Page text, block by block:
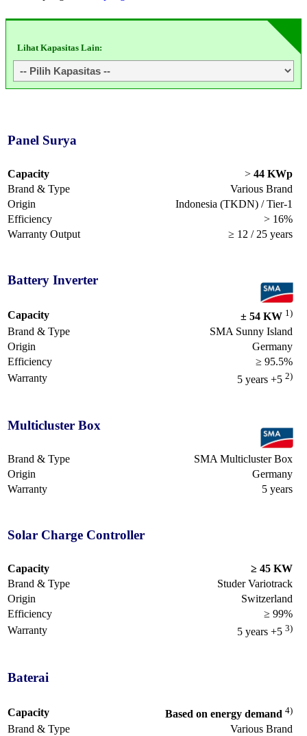
Lihat Kapasitas Lain:
Panel Surya
Capacity > 44 KWp
Brand & Type
Various Brand
Origin
Indonesia (TKDN) / Tier-1
Efficiency
> 16%
Warranty Output
≥ 12 / 25 years
Battery Inverter
Capacity ± 54 KW 1)
Brand & Type
SMA Sunny Island
Origin
Germany
Efficiency
≥ 95.5%
Warranty
5 years +5 2)
Multicluster Box
Brand & Type
SMA Multicluster Box
Origin
Germany
Warranty
5 years
Solar Charge Controller
Capacity
≥ 45 KW
Brand & Type
Studer Variotrack
Origin
Switzerland
Efficiency
≥ 99%
Warranty
5 years +5 3)
Baterai
Capacity Based on energy demand 4)
Brand & Type
Various Brand